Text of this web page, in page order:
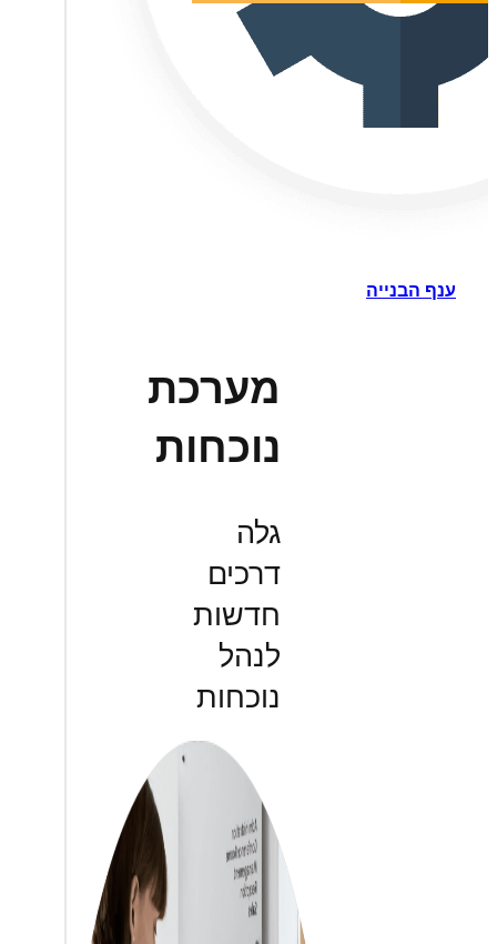
ענף הבנייה
מערכת
נוכחות
גלה
דרכים
חדשות
לנהל
נוכחות